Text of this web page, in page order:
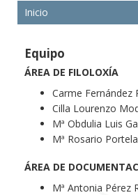
Inicio
Equipo
ÁREA DE FILOLOXÍA
Carme Fernández
Cilla Lourenzo
Mª Obdulia Luis
Mª Rosario
ÁREA DE
Mª Antonia Pérez